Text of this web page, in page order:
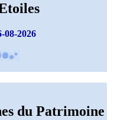
08-2026
du Patrimoine